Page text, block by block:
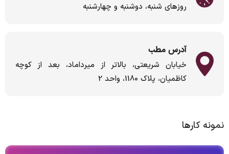
روزهای شنبه، دوشنبه و چهارشنبه
آدرس مطب
خیابان شریعتی، بالاتر از میرداماد، بعد از کوچه
کاظمیان، پلاک 1180، واحد 2
نمونه کارها